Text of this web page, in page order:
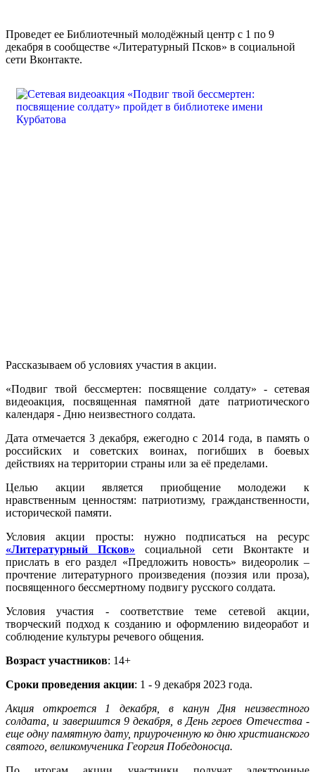
Проведет ее Библиотечный молодёжный центр с 1 по 9
декабря в сообществе «Литературный Псков» в социальной
сети Вконтакте.
Рассказываем об условиях участия в акции.
«Подвиг твой бессмертен: посвящение солдату» - сетевая
видеоакция, посвященная памятной дате патриотического
календаря - Дню неизвестного солдата.
Дата отмечается 3 декабря, ежегодно с 2014 года, в память о
российских и советских воинах, погибших в боевых
действиях на территории страны или за её пределами.
Целью акции является приобщение молодежи к
нравственным ценностям: патриотизму, гражданственности,
исторической памяти.
Условия акции просты: нужно подписаться на ресурс
«Литературный Псков» социальной сети Вконтакте и
прислать в его раздел «Предложить новость» видеоролик –
прочтение литературного произведения (поэзия или проза),
посвященного бессмертному подвигу русского солдата.
Условия участия - соответствие теме сетевой акции,
творческий подход к созданию и оформлению видеоработ и
соблюдение культуры речевого общения.
Возраст участников: 14+
Сроки проведения акции: 1 - 9 декабря 2023 года.
Акция откроется 1 декабря, в канун Дня неизвестного
солдата, и завершится 9 декабря, в День героев Отечества -
еще одну памятную дату, приуроченную ко дню христианского
святого, великомученика Георгия Победоносца.